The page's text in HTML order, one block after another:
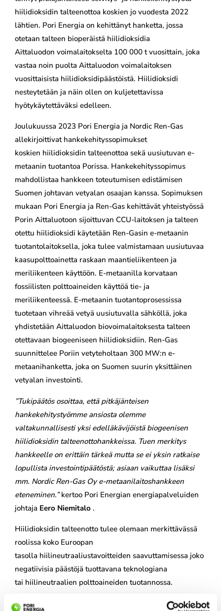
hiilidioksidin talteenottoa koskien jo vuodesta 2022
lähtien. Pori Energia on kehittänyt hanketta, jossa
otetaan talteen bioperäistä hiilidioksidia
Aittaluodon voimalaitokselta 100 000 t vuosittain, joka
vastaa noin puolta Aittaluodon voimalaitoksen
vuosittaisista hiilidioksidipäästöistä. Hiilidioksidi
nesteytetään ja näin ollen on kuljetettavissa
hyötykäytettäväksi edelleen.
Joulukuussa 2023 Pori Energia ja Nordic Ren-Gas
allekirjoittivat hankekehityssopimukset
koskien hiilidioksidin talteenottoa sekä uusiutuvan e-
metaanin tuotantoa Porissa. Hankekehityssopimus
mahdollistaa hankkeen toteutumisen edistämisen
Suomen johtavan vetyalan osaajan kanssa. Sopimuksen
mukaan Pori Energia ja Ren-Gas kehittävät yhteistyössä
Porin Aittaluotoon sijoittuvan CCU-laitoksen ja talteen
otettu hiilidioksidi käytetään Ren-Gasin e-metaanin
tuotantolaitoksella, joka tulee valmistamaan uusiutuvaa
kaasupolttoainetta raskaan maantieliikenteen ja
meriliikenteen käyttöön. E-metaanilla korvataan
fossiilisten polttoaineiden käyttöä tie- ja
meriliikenteessä. E-metaanin tuotantoprosessissa
tuotetaan vihreää vetyä uusiutuvalla sähköllä, joka
yhdistetään Aittaluodon biovoimalaitoksesta talteen
otettavaan biogeeniseen hiilidioksidiin. Ren-Gas
suunnittelee Poriin vetyteholtaan 300 MW:n e-
metaanihanketta, joka on Suomen suurin yksittäinen
vetyalan investointi.
”Tukipäätös osoittaa, että pitkäjänteisen
hankekehitystyömme ansiosta olemme
valtakunnallisesti yksi edelläkävijöistä biogeenisen
hiilidioksidin talteenottohankkeissa. Tuen merkitys
hankkeelle on erittäin tärkeä mutta se ei yksin ratkaise
lopullista investointipäätöstä; asiaan vaikuttaa lisäksi
mm. Nordic Ren-Gas Oy e-metaanilaitoshankkeen
eteneminen.”kertoo Pori Energian energiapalveluiden
johtaja Eero Niemitalo .
Hiilidioksidin talteenotto tulee olemaan merkittävässä
roolissa koko Euroopan
tasolla hiilineutraaliustavoitteiden saavuttamisessa joko
negatiivisia päästöjä tuottavana teknologiana
tai hiilineutraalien polttoaineiden tuotannossa.
Pori Energia tuottaa Aittaluodon voimalaitoksella